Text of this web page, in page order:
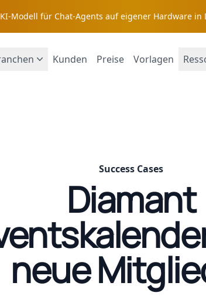
Modell für Chat-Agents auf eigener Hardware in
Kunden Preise Vorlagen
Success Cases
Diamant
neue